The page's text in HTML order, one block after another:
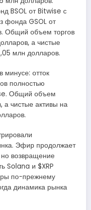
BSOL от Bitwise с
фонда GSOL от
Общий объем торгов
а чистые
млн долларов.
минусе: отток
полностью
Общий объем
а чистые активы на
Эфир продолжает
возвращение
Solana и $XRP
по-прежнему
динамика рынка